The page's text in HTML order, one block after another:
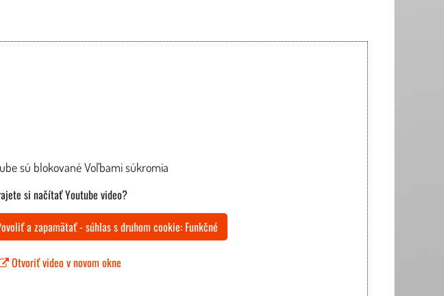
sú blokované Voľbami súkromia
si načítať Youtube video?
a zapamätať - súhlas s druhom cookie: Funkčné
Otvoriť video v novom okne